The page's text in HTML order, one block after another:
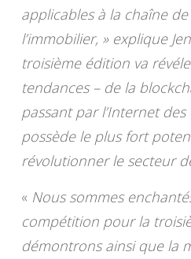
applicables à la chaîne
l’immobilier, » explique
troisième édition va
tendances – de la
passant par l’Internet
possède le plus fort
révolutionner le secteur
« Nous sommes
compétition pour la
démontrons ainsi que la